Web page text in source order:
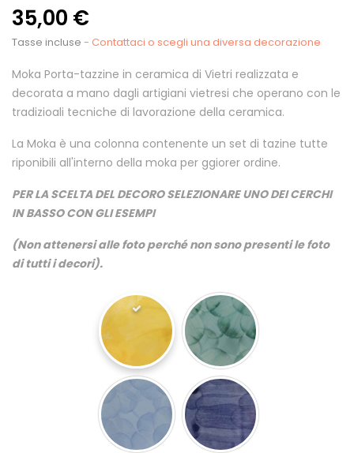
35,00 €
Tasse incluse - Contattaci o scegli una diversa decorazione
Moka Porta-tazzine in ceramica di Vietri realizzata e
decorata a mano dagli artigiani vietresi che operano con le
tradizioali tecniche di lavorazione della ceramica.
La Moka è una colonna contenente un set di tazine tutte
riponibili all'interno della moka per ggiorer ordine.
PER LA SCELTA DEL DECORO SELEZIONARE UNO DEI CERCHI
IN BASSO CON GLI ESEMPI
(Non attenersi alle foto perché non sono presenti le foto
di tutti i decori).